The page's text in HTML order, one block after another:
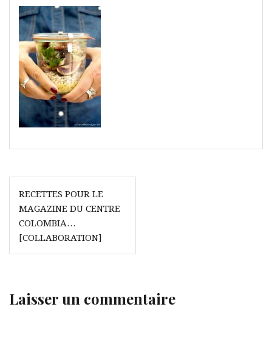
Navigation
de
l’article
RECETTES POUR LE
MAGAZINE DU CENTRE
COLOMBIA…
[COLLABORATION]
Laisser un commentaire